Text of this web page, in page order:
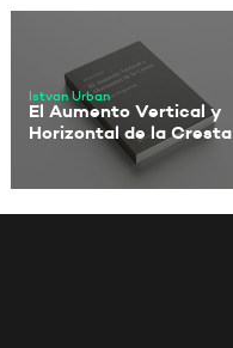
Istvan Urban
El Aumento Vertical y
Horizontal de la Cresta